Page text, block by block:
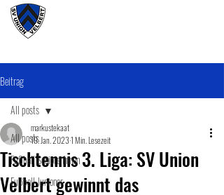
Beitrag
All posts
Fußball SeniorenInnen
Fußball Junioner
All posts
Tischtennis 3. Liga: SV Union
Velbert gewinnt das
markustekaat
19. Jan. 20231 Min. Lesezeit